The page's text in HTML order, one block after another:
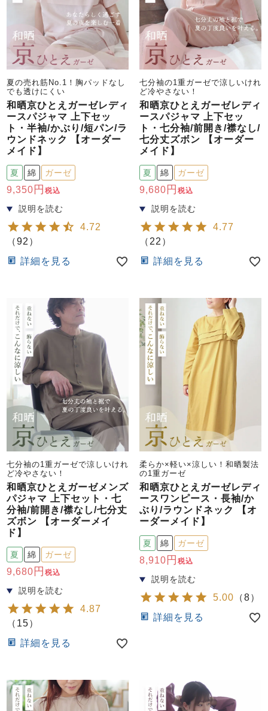
夏の売れ筋No.1！胸パッドなし
でも透けにくい
和晒京ひとえガーゼレディ
ースパジャマ 上下セッ
ト・半袖/かぶり/短パン/ラ
ウンドネック 【オーダー
メイド】
夏 綿 ガーゼ
9,350 税込
4.72
（92 ）
詳細を見る
七分袖の1重ガーゼで涼しいけれ
ど冷やさない！
和晒京ひとえガーゼレディ
ースパジャマ 上下セッ
ト・七分袖/前開き/襟なし/
七分丈ズボン 【オーダー
メイド】
夏 綿 ガーゼ
9,680 税込
4.77
（ 22 ）
詳細を見る
七分袖の1重ガーゼで涼しいけれ
ど冷やさない！
和晒京ひとえガーゼメンズ
パジャマ 上下セット・七
分袖/前開き/襟なし/七分丈
ズボン 【オーダーメイ
ド】
夏 綿 ガーゼ
9,680 税込
4.87
（ 15）
詳細を見る
柔らか×軽い×涼しい！和晒製法
の1重ガーゼ
和晒京ひとえガーゼレディ
ースワンピース・長袖/か
ぶり/ラウンドネック 【オ
ーダーメイド】
夏 綿 ガーゼ
8,910 税込
5.00 （8）
詳細を見る